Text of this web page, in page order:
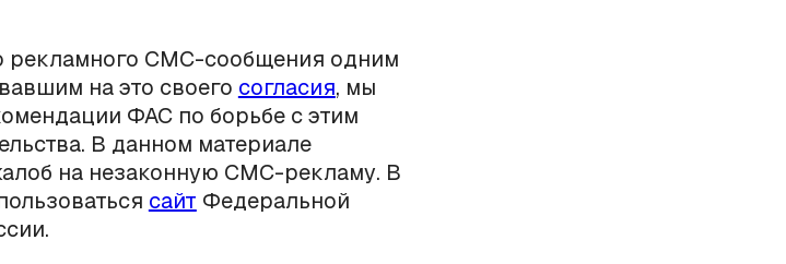
рекламного СМС-сообщения одним
на это своего согласия, мы
ФАС по борьбе с этим
В данном материале
на незаконную СМС-рекламу. В
сайт Федеральной